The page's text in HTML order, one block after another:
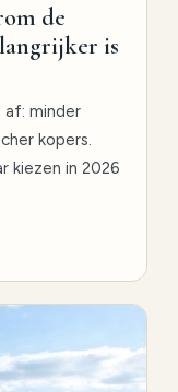
de
is
af: minder
kopers.
kiezen in 2026